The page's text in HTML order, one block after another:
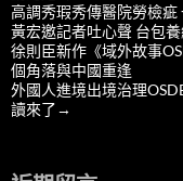
高調秀瑕秀傳醫院勞檢疵
黃宏邀記者吐心聲 台包
徐則臣新作《域外故事
個角落與中國重逢
外國人進境出境治理
讀來了→